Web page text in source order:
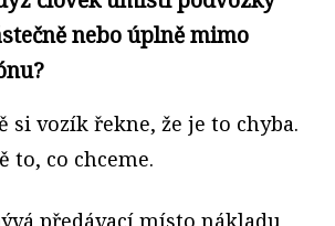
nebo úplně mimo
si vozík řekne, že je to chyba.
to, co chceme.
předávací místo nákladu